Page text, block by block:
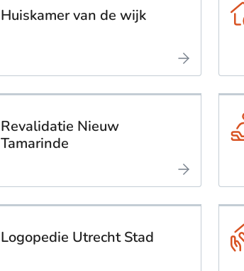
Huiskamer van de wijk
Revalidatie Nieuw
Tamarinde
Logopedie Utrecht Stad